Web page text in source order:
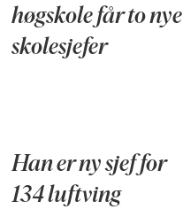
høgskole får to nye
skolesjefer
Han er ny sjef for
134 luftving